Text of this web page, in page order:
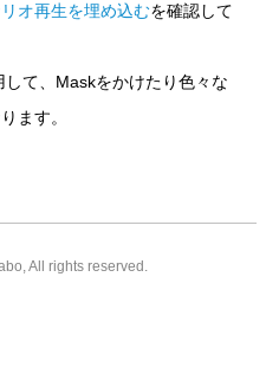
オ再生を埋め込むを確認して
て、Maskをかけたり色々な
ます。
All rights reserved.